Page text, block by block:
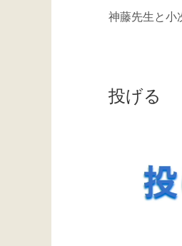
神藤先生と小
投げる